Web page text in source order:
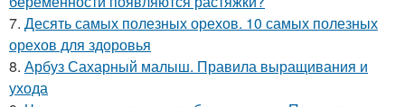
7. Десять самых полезных орехов. 10 самых полезных
орехов для здоровья
8. Арбуз Сахарный малыш. Правила выращивания и
ухода